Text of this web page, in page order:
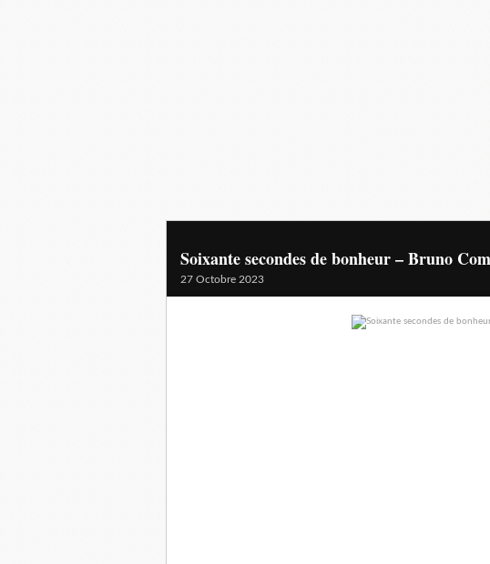
Soixante secondes de bonheur – Bruno
27 Octobre 2023